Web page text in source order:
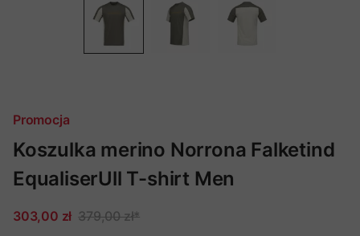
Promocja
Koszulka merino Norrona Falketind
EqualiserUll T-shirt Men
303,00 zł 379,00 zł*